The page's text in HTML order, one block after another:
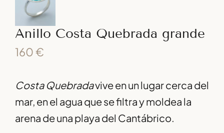
Anillo Costa Quebrada grande
160€
Costa Quebradavive en un lugar cerca del
mar, en el agua que se filtra y moldea la
arena de una playa del Cantábrico.